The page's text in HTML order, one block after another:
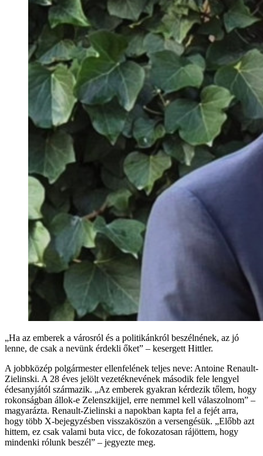
„Ha az emberek a városról és a politikánkról beszélnének, az jó
lenne, de csak a nevünk érdekli őket” – kesergett Hittler.
A jobbközép polgármester ellenfelének teljes neve: Antoine Renault-
Zielinski. A 28 éves jelölt vezetéknevének második fele lengyel
édesanyjától származik. „Az emberek gyakran kérdezik tőlem, hogy
rokonságban állok-e Zelenszkijjel, erre nemmel kell válaszolnom” –
magyarázta. Renault-Zielinski a napokban kapta fel a fejét arra,
hogy több X-bejegyzésben visszaköszön a versengésük. „Előbb azt
hittem, ez csak valami buta vicc, de fokozatosan rájöttem, hogy
mindenki rólunk beszél” – jegyezte meg.